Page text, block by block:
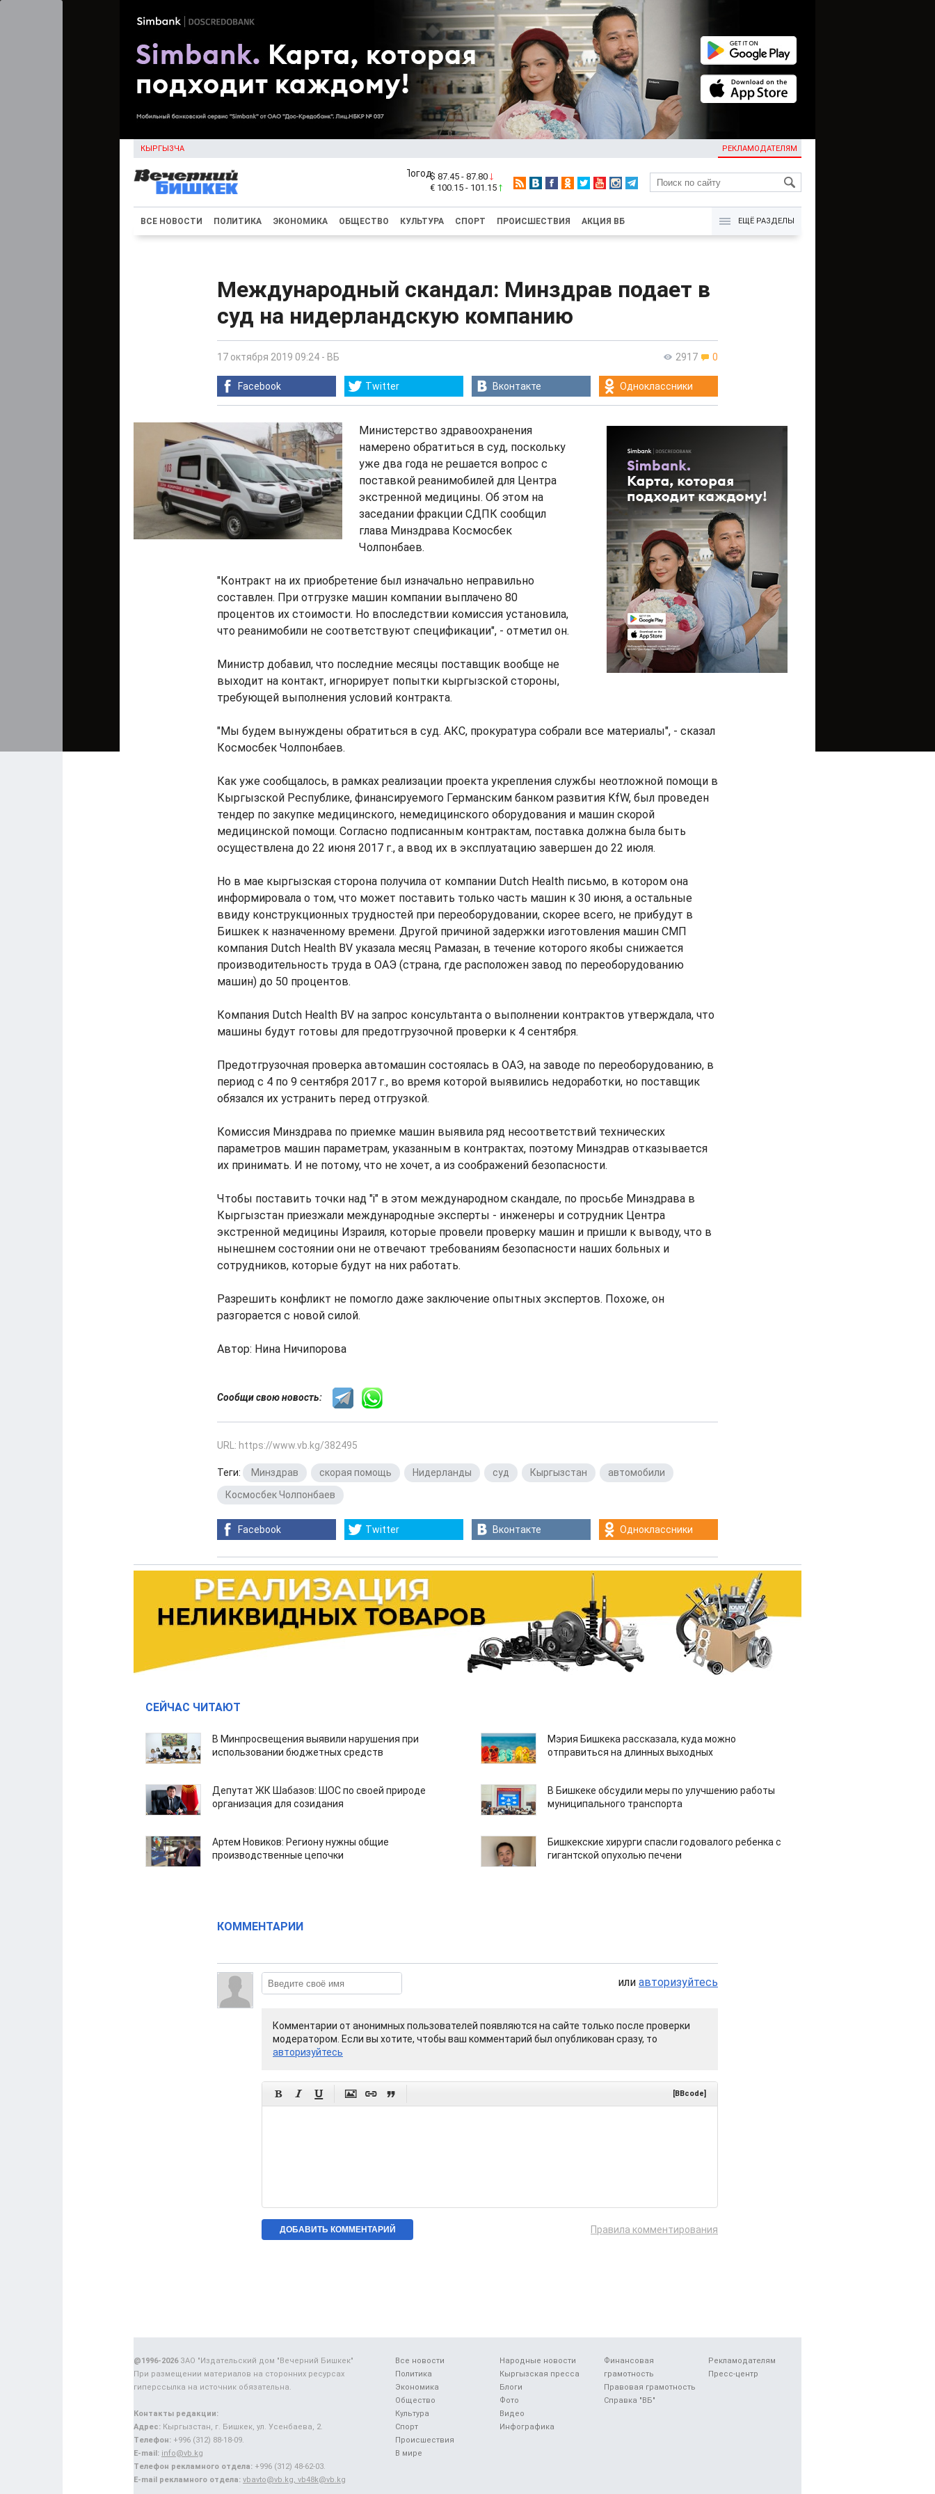
КЫРГЫЗЧА РЕКЛАМОДАТЕЛЯМ
KG
$ 87.45 - 87.80
€ 100.15 - 101.15
ВСЕ НОВОСТИ ПОЛИТИКА ЭКОНОМИКА ОБЩЕСТВО КУЛЬТУРА СПОРТ ПРОИСШЕСТВИЯ АКЦИЯ ВБ ЕЩЁ РАЗДЕЛЫ
Международный скандал: Минздрав подает в
суд на нидерландскую компанию
2917 0
17 октября 2019 09:24 - ВБ
Facebook Twitter Вконтакте Одноклассники
Министерство здравоохранения
намерено обратиться в суд, поскольку
уже два года не решается вопрос с
поставкой реанимобилей для Центра
экстренной медицины. Об этом на
заседании фракции СДПК сообщил
глава Минздрава Космосбек
Чолпонбаев.
"Контракт на их приобретение был изначально неправильно
составлен. При отгрузке машин компании выплачено 80
процентов их стоимости. Но впоследствии комиссия установила,
что реанимобили не соответствуют спецификации", - отметил он.
Министр добавил, что последние месяцы поставщик вообще не
выходит на контакт, игнорирует попытки кыргызской стороны,
требующей выполнения условий контракта.
"Мы будем вынуждены обратиться в суд. АКС, прокуратура собрали все материалы", - сказал
Космосбек Чолпонбаев.
Как уже сообщалось, в рамках реализации проекта укрепления службы неотложной помощи в
Кыргызской Республике, финансируемого Германским банком развития KfW, был проведен
тендер по закупке медицинского, немедицинского оборудования и машин скорой
медицинской помощи. Согласно подписанным контрактам, поставка должна была быть
осуществлена до 22 июня 2017 г., а ввод их в эксплуатацию завершен до 22 июля.
Но в мае кыргызская сторона получила от компании Dutch Health письмо, в котором она
информировала о том, что может поставить только часть машин к 30 июня, а остальные
ввиду конструкционных трудностей при переоборудовании, скорее всего, не прибудут в
Бишкек к назначенному времени. Другой причиной задержки изготовления машин СМП
компания Dutch Health BV указала месяц Рамазан, в течение которого якобы снижается
производительность труда в ОАЭ (страна, где расположен завод по переоборудованию
машин) до 50 процентов.
Компания Dutch Health BV на запрос консультанта о выполнении контрактов утверждала, что
машины будут готовы для предотгрузочной проверки к 4 сентября.
Предотгрузочная проверка автомашин состоялась в ОАЭ, на заводе по переоборудованию, в
период с 4 по 9 сентября 2017 г., во время которой выявились недоработки, но поставщик
обязался их устранить перед отгрузкой.
Комиссия Минздрава по приемке машин выявила ряд несоответствий технических
параметров машин параметрам, указанным в контрактах, поэтому Минздрав отказывается
их принимать. И не потому, что не хочет, а из соображений безопасности.
Чтобы поставить точки над "i" в этом международном скандале, по просьбе Минздрава в
Кыргызстан приезжали международные эксперты - инженеры и сотрудник Центра
экстренной медицины Израиля, которые провели проверку машин и пришли к выводу, что в
нынешнем состоянии они не отвечают требованиям безопасности наших больных и
сотрудников, которые будут на них работать.
Разрешить конфликт не помогло даже заключение опытных экспертов. Похоже, он
разгорается с новой силой.
Автор: Нина Ничипорова
Сообщи свою новость:
URL: https://www.vb.kg/382495
Теги: Минздрав скорая помощь Нидерланды суд Кыргызстан автомобили
Космосбек Чолпонбаев
Facebook Twitter Вконтакте Одноклассники
СЕЙЧАС ЧИТАЮТ
В Минпросвещения выявили нарушения при
использовании бюджетных средств
Мэрия Бишкека рассказала, куда можно
отправиться на длинных выходных
Депутат ЖК Шабазов: ШОС по своей природе
организация для созидания
В Бишкеке обсудили меры по улучшению работы
муниципального транспорта
Артем Новиков: Региону нужны общие
производственные цепочки
Бишкекские хирурги спасли годовалого ребенка с
гигантской опухолью печени
КОММЕНТАРИИ
или авторизуйтесь
Комментарии от анонимных пользователей появляются на сайте только после проверки
модератором. Если вы хотите, чтобы ваш комментарий был опубликован сразу, то
авторизуйтесь
      [BBcode]
Правила комментирования
Все новости
Политика
Экономика
Общество
Культура
Спорт
Происшествия
В мире
Народные новости
Кыргызская пресса
Блоги
Фото
Видео
Инфографика
Финансовая
грамотность
Правовая грамотность
Справка "ВБ"
Рекламодателям
Пресс-центр
@1996-2026ЗАО "Издательский дом "Вечерний Бишкек"
При размещении материалов на сторонних ресурсах
гиперссылка на источник обязательна.
Контакты редакции:
Адрес: Кыргызстан, г. Бишкек, ул. Усенбаева, 2.
Телефон: +996 (312) 88-18-09.
E-mail: info@vb.kg
Телефон рекламного отдела: +996 (312) 48-62-03.
E-mail рекламного отдела: vbavto@vb.kg, vb48k@vb.kg